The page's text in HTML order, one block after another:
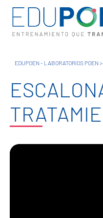
EDUPOEN - LABORATORIOS POEN >